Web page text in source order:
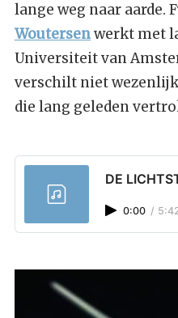
lange weg naar aarde.
Woutersenwerkt met
Universiteit van
verschilt niet
die lang geleden
DE
0:00 /